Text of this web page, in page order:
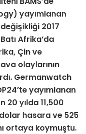
yayımlanan
2017
Afrika’da
Çin ve
olaylarının
Germanwatch
yayımlanan
20 yılda 11,500
hasara ve 525
ortaya koymuştu.